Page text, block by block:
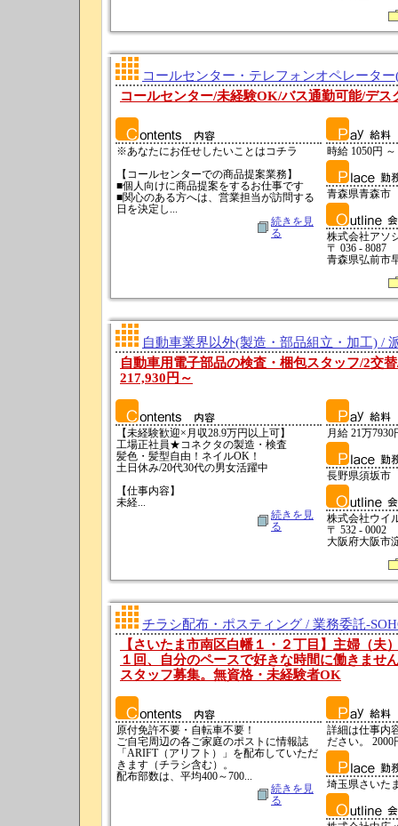
コールセンター・テレフォンオペレータ
コールセンター/未経験OK/バス通勤可能/デス
※あなたにお任せしたいことはコチラ
【コールセンターでの商品提案業務】
■個人向けに商品提案をするお仕事です
■関心のある方へは、営業担当が訪問する
日を決定し...
続きを見
る
時給 1050円 ～
青森県青森市
株式会社アソ
〒 036 - 8087
青森県弘前市
自動車業界以外(製造・部品組立・加工) /
自動車用電子部品の検査・梱包スタッフ/2交
217,930円～
【未経験歓迎×月収28.9万円以上可】
工場正社員★コネクタの製造・検査
髪色・髪型自由！ネイルOK！
土日休み/20代30代の男女活躍中
【仕事内容】
未経...
続きを見
る
月給 21万7930
長野県須坂市
株式会社ウイ
〒 532 - 0002
大阪府大阪市
チラシ配布・ポスティング / 業務委託-
【さいたま市南区白幡１・２丁目】主婦（夫
１回、自分のペースで好きな時間に働きませ
スタッフ募集。無資格・未経験者OK
原付免許不要・自転車不要！
ご自宅周辺の各ご家庭のポストに情報誌
「ARIFT（アリフト）」を配布していただ
きます（チラシ含む）。
配布部数は、平均400～700...
続きを見
る
詳細は仕事内
ださい。 2000
埼玉県さいた